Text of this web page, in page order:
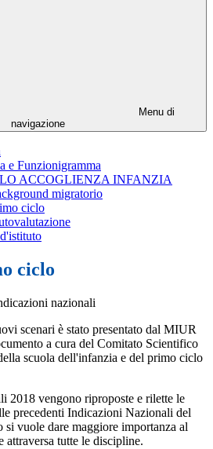
Menu di
navigazione
e Funzionigramma
ACCOGLIENZA INFANZIA
migratorio
ciclo
ciclo
scenari è stato presentato dal MIUR
a cura del Comitato Scientifico
scuola dell'infanzia e del primo ciclo
2018 vengono riproposte e rilette le
precedenti Indicazioni Nazionali del
si vuole dare maggiore importanza al
attraversa tutte le discipline.